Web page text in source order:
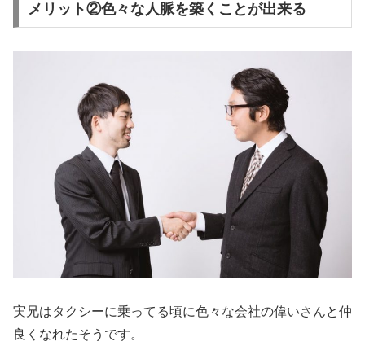
メリット②色々な人脈を築くことが出来る
実兄はタクシーに乗ってる頃に色々な会社の偉いさんと仲
良くなれたそうです。